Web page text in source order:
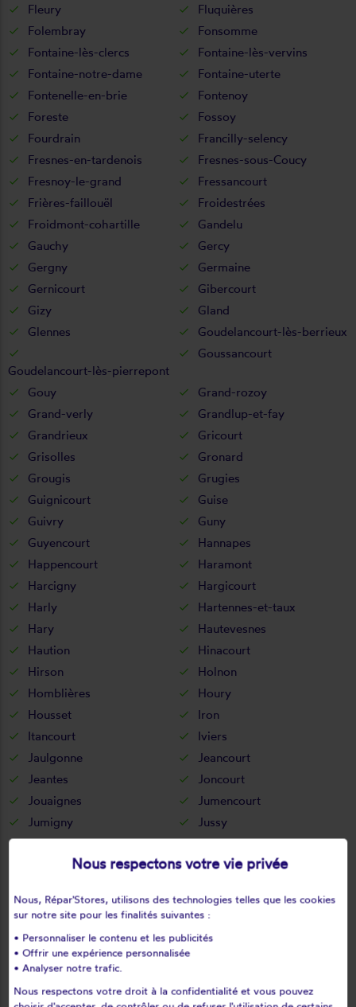
Fleury
Fluquières
Folembray
Fonsomme
Fontaine-lès-clercs
Fontaine-lès-vervins
Fontaine-notre-dame
Fontaine-uterte
Fontenelle-en-brie
Fontenoy
Foreste
Fossoy
Fourdrain
Francilly-selency
Fresnes-en-tardenois
Fresnes-sous-Coucy
Fresnoy-le-grand
Fressancourt
Frières-faillouël
Froidestrées
Froidmont-cohartille
Gandelu
Gauchy
Gercy
Gergny
Germaine
Gernicourt
Gibercourt
Gizy
Gland
Glennes
Goudelancourt-lès-berrieux
Goudelancourt-lès-pierrepont
Goussancourt
Gouy
Grand-rozoy
Grand-verly
Grandlup-et-fay
Grandrieux
Gricourt
Grisolles
Gronard
Grougis
Grugies
Guignicourt
Guise
Guivry
Guny
Guyencourt
Hannapes
Happencourt
Haramont
Harcigny
Hargicourt
Harly
Hartennes-et-taux
Hary
Hautevesnes
Haution
Hinacourt
Hirson
Holnon
Homblières
Houry
Housset
Iron
Itancourt
Iviers
Jaulgonne
Jeancourt
Jeantes
Joncourt
Jouaignes
Jumencourt
Jumigny
Jussy
Juvigny
Juvincourt-et-damary
La bouteille
La capelle
La chapelle-sur-chézy
La croix-sur-ourcq
La ferté-milon
La malmaison
La neuville-en-beine
La neuville-housset
Nous respectons votre vie privée
Nous, Répar'Stores, utilisons des technologies telles que les cookies
sur notre site pour les finalités suivantes :
• Personnaliser le contenu et les publicités
• Offrir une expérience personnalisée
• Analyser notre trafic.
Nous respectons votre droit à la confidentialité et vous pouvez